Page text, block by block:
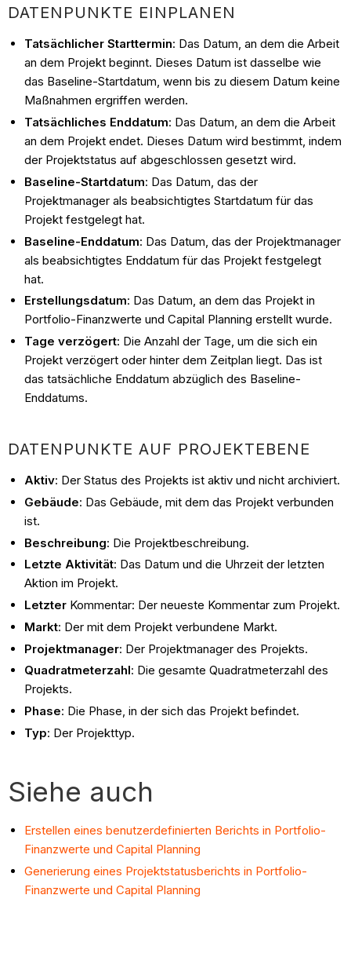
DATENPUNKTE EINPLANEN
Tatsächlicher Starttermin: Das Datum, an dem die Arbeit
an dem Projekt beginnt. Dieses Datum ist dasselbe wie
das Baseline-Startdatum, wenn bis zu diesem Datum keine
Maßnahmen ergriffen werden.
Tatsächliches Enddatum: Das Datum, an dem die Arbeit
an dem Projekt endet. Dieses Datum wird bestimmt, indem
der Projektstatus auf abgeschlossen gesetzt wird.
Baseline-Startdatum: Das Datum, das der
Projektmanager als beabsichtigtes Startdatum für das
Projekt festgelegt hat.
Baseline-Enddatum: Das Datum, das der Projektmanager
als beabsichtigtes Enddatum für das Projekt festgelegt
hat.
Erstellungsdatum: Das Datum, an dem das Projekt in
Portfolio-Finanzwerte und Capital Planning erstellt wurde.
Tage verzögert: Die Anzahl der Tage, um die sich ein
Projekt verzögert oder hinter dem Zeitplan liegt. Das ist
das tatsächliche Enddatum abzüglich des Baseline-
Enddatums.
DATENPUNKTE AUF PROJEKTEBENE
Aktiv: Der Status des Projekts ist aktiv und nicht archiviert.
Gebäude: Das Gebäude, mit dem das Projekt verbunden
ist.
Beschreibung: Die Projektbeschreibung.
Letzte Aktivität: Das Datum und die Uhrzeit der letzten
Aktion im Projekt.
Letzter Kommentar: Der neueste Kommentar zum Projekt.
Markt: Der mit dem Projekt verbundene Markt.
Projektmanager: Der Projektmanager des Projekts.
Quadratmeterzahl: Die gesamte Quadratmeterzahl des
Projekts.
Phase: Die Phase, in der sich das Projekt befindet.
Typ: Der Projekttyp.
Siehe auch
Erstellen eines benutzerdefinierten Berichts in Portfolio-
Finanzwerte und Capital Planning
Generierung eines Projektstatusberichts in Portfolio-
Finanzwerte und Capital Planning